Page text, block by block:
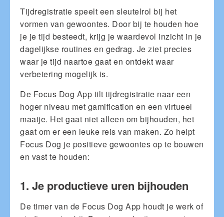
Tijdregistratie speelt een sleutelrol bij het
vormen van gewoontes. Door bij te houden hoe
je je tijd besteedt, krijg je waardevol inzicht in je
dagelijkse routines en gedrag. Je ziet precies
waar je tijd naartoe gaat en ontdekt waar
verbetering mogelijk is.
De Focus Dog App tilt tijdregistratie naar een
hoger niveau met gamification en een virtueel
maatje. Het gaat niet alleen om bijhouden, het
gaat om er een leuke reis van maken. Zo helpt
Focus Dog je positieve gewoontes op te bouwen
en vast te houden:
1. Je productieve uren bijhouden
De timer van de Focus Dog App houdt je werk of